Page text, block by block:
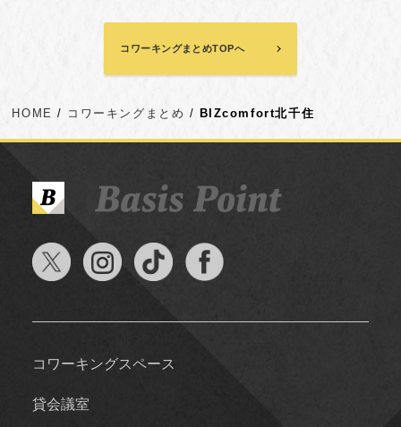
コワーキングまとめTOPへ
HOME コワーキングまとめ BIZcomfort北千住
コワーキングスペース
貸会議室